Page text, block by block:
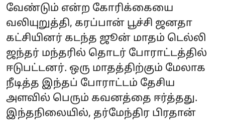
வேண்டும் என்ற கோரிக்கையை
வலியுறுத்தி, கரப்பான் பூச்சி ஜனதா
கட்சியினர் கடந்த ஜூன் மாதம் டெல்லி
ஜந்தர் மந்தரில் தொடர் போராட்டத்தில்
ஈடுபட்டனர். ஒரு மாதத்திற்கும் மேலாக
நீடித்த இந்தப் போராட்டம் தேசிய
அளவில் பெரும் கவனத்தை ஈர்த்தது.
இந்தநிலையில், தர்மேந்திர பிரதான்